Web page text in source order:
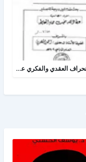
أثر الانحراف العقدي والفكري عند اليهود على الفكر الصهيوني المعاصر